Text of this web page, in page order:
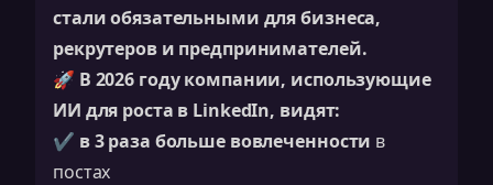
стали обязательными для бизнеса,
рекрутеров и предпринимателей.
🚀 В 2026 году компании, использующие
ИИ для роста в LinkedIn, видят:
✔️ в 3 раза больше вовлеченности в
постах